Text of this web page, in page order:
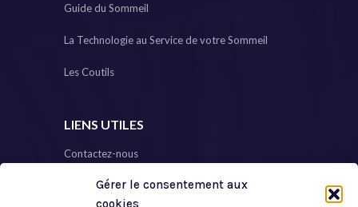
Gérer le consentement aux
cookies
Guide du Sommeil
La Technologie au Service de votre Sommeil
Les Coutils
LIENS UTILES
Contactez-nous
Plan de Site